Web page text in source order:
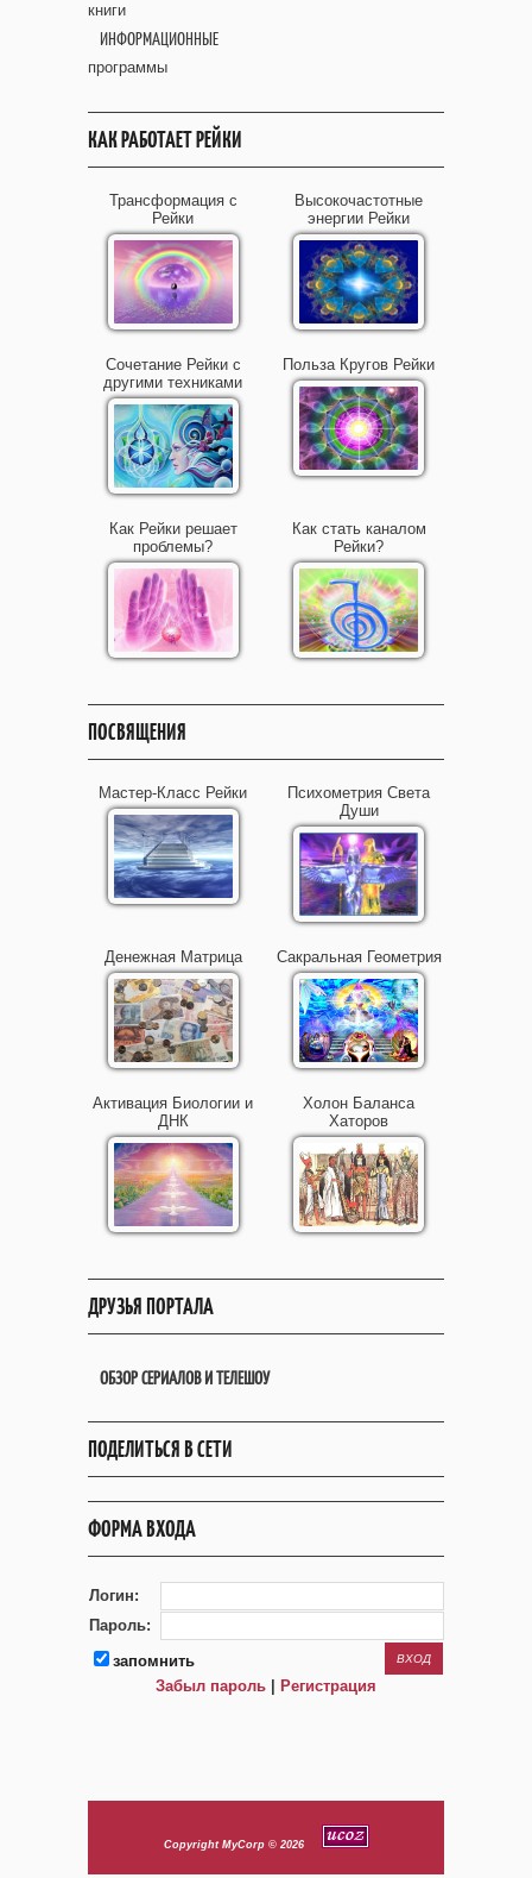
книги
ИНФОРМАЦИОННЫЕ
программы
КАК РАБОТАЕТ РЕЙКИ
Трансформация с
Рейки
Высокочастотные
энергии Рейки
Сочетание Рейки с
другими техниками
Польза Кругов Рейки
Как Рейки решает
проблемы?
Как стать каналом
Рейки?
ПОСВЯЩЕНИЯ
Мастер-Класс Рейки
Психометрия Света
Души
Денежная Матрица Сакральная Геометрия
Активация Биологии и
ДНК
Холон Баланса
Хаторов
ДРУЗЬЯ ПОРТАЛА
ОБЗОР СЕРИАЛОВ И ТЕЛЕШОУ
ПОДЕЛИТЬСЯ В СЕТИ
ФОРМА ВХОДА
Логин:
Пароль:
запомнить
Забыл пароль
Регистрация
Copyright MyCorp © 2026